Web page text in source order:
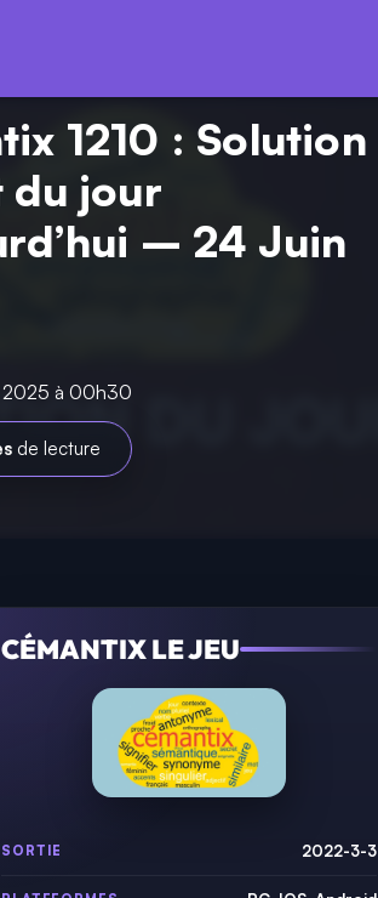
1210 : Solution
du jour
– 24 Juin
2025 à 00h30
de lecture
CÉMANTIX LE JEU
SORTIE 2022-3-3